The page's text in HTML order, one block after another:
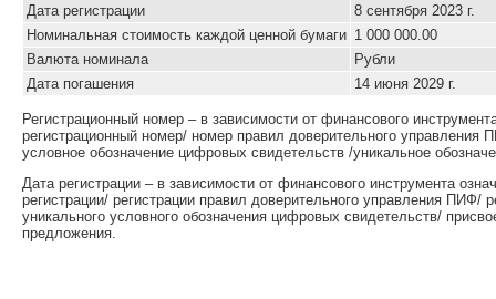
Дата регистрации
8 сентября 2023 г.
Номинальная стоимость каждой ценной бумаги 1 000 000.00
Валюта номинала
Рубли
Дата погашения
14 июня 2029 г.
Регистрационный номер – в зависимости от финансового
регистрационный номер/ номер правил доверительного
условное обозначение цифровых свидетельств /уникальное
Дата регистрации – в зависимости от финансового инструмента
регистрации/ регистрации правил доверительного управления ПИФ/
уникального условного обозначения цифровых свидетельств/
предложения.